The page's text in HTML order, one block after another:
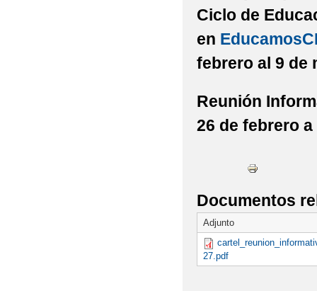
Ciclo de
en
febrero al 9 de
Reunión
26 de febrero
Documentos
Adjunto
27.pdf